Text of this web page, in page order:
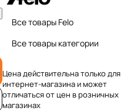
Все товары Felo
Все товары категории
Цена действительна только для
интернет-магазина и может
отличаться от цен в розничных
магазинах